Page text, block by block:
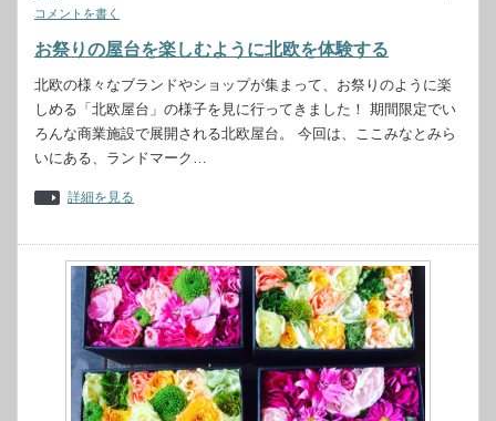
コメントを書く
お祭りの屋台を楽しむように北欧を体験する
北欧の様々なブランドやショップが集まって、お祭りのように楽
しめる「北欧屋台」の様子を見に行ってきました！ 期間限定でい
ろんな商業施設で展開される北欧屋台。 今回は、ここみなとみら
いにある、ランドマーク…
詳細を見る